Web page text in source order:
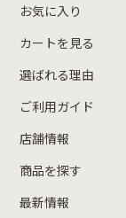
お気に入り
カートを見る
選ばれる理由
ご利用ガイド
店舗情報
商品を探す
最新情報